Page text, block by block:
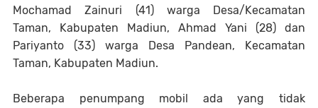
Mochamad Zainuri (41) warga Desa/Kecamatan
Taman, Kabupaten Madiun, Ahmad Yani (28) dan
Pariyanto (33) warga Desa Pandean, Kecamatan
Taman, Kabupaten Madiun.
Beberapa penumpang mobil ada yang tidak